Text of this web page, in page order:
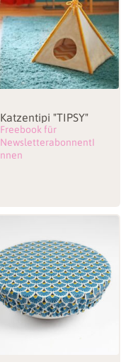
Katzentipi "TIPSY"
Freebook für
NewsletterabonnentI
nnen